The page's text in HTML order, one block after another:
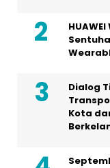
Dialog
Kota